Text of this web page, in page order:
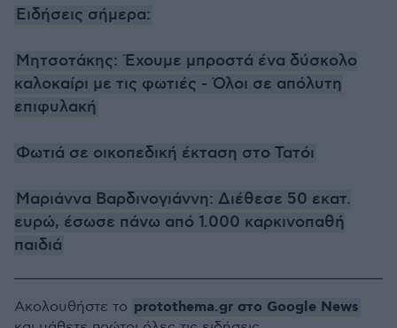
Ειδήσεις σήμερα:
Μητσοτάκης: Έχουμε μπροστά ένα δύσκολο
καλοκαίρι με τις φωτιές - Όλοι σε απόλυτη
επιφυλακή
Φωτιά σε οικοπεδική έκταση στο Τατόι
Μαριάννα Βαρδινογιάννη: Διέθεσε 50 εκατ.
ευρώ, έσωσε πάνω από 1.000 καρκινοπαθή
παιδιά
Ακολουθήστε το protothema.gr στο Google News